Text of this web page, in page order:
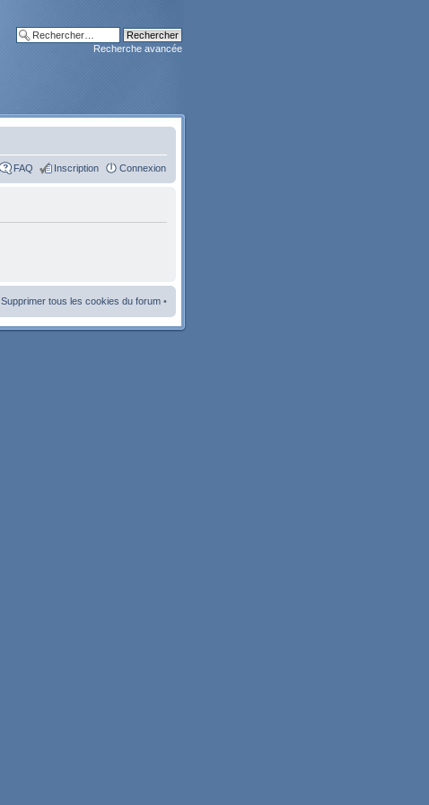
Recherche avancée
FAQ Inscription Connexion
Supprimer tous les cookies du forum •